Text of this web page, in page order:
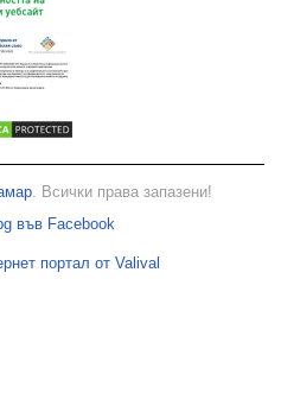
. Всички права запазени!
във Facebook
портал от Valival